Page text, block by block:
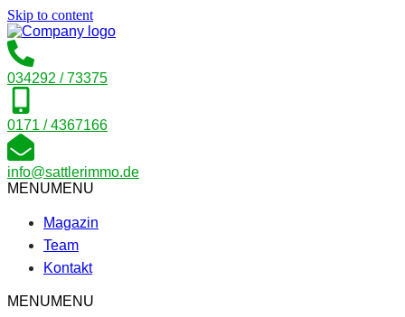
Skip to content
034292 / 73375
0171 / 4367166
info@sattlerimmo.de
MENUMENU
Magazin
Team
Kontakt
MENUMENU